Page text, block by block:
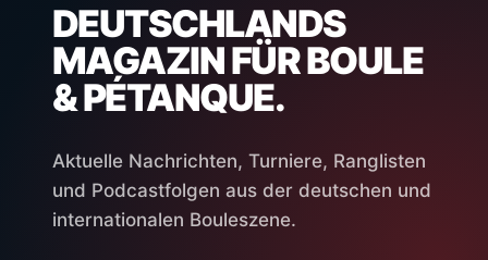
DEUTSCHLANDS
MAGAZIN FÜR BOULE
& PÉTANQUE.
Aktuelle Nachrichten, Turniere, Ranglisten
und Podcastfolgen aus der deutschen und
internationalen Bouleszene.